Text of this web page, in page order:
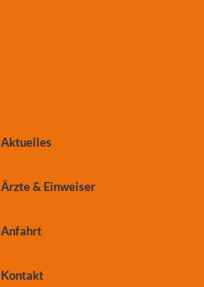
Aktuelles
Ärzte & Einweiser
Anfahrt
Kontakt